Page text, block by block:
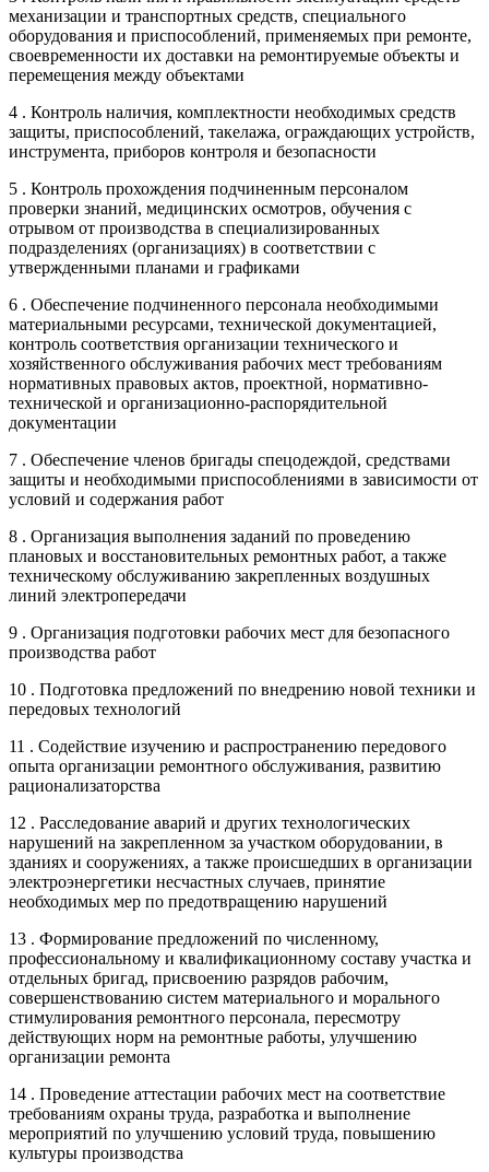
механизации и транспортных средств, специального
оборудования и приспособлений, применяемых при ремонте,
своевременности их доставки на ремонтируемые объекты и
перемещения между объектами
4 . Контроль наличия, комплектности необходимых средств
защиты, приспособлений, такелажа, ограждающих устройств,
инструмента, приборов контроля и безопасности
5 . Контроль прохождения подчиненным персоналом
проверки знаний, медицинских осмотров, обучения с
отрывом от производства в специализированных
подразделениях (организациях) в соответствии с
утвержденными планами и графиками
6 . Обеспечение подчиненного персонала необходимыми
материальными ресурсами, технической документацией,
контроль соответствия организации технического и
хозяйственного обслуживания рабочих мест требованиям
нормативных правовых актов, проектной, нормативно-
технической и организационно-распорядительной
документации
7 . Обеспечение членов бригады спецодеждой, средствами
защиты и необходимыми приспособлениями в зависимости от
условий и содержания работ
8 . Организация выполнения заданий по проведению
плановых и восстановительных ремонтных работ, а также
техническому обслуживанию закрепленных воздушных
линий электропередачи
9 . Организация подготовки рабочих мест для безопасного
производства работ
10 . Подготовка предложений по внедрению новой техники и
передовых технологий
11 . Содействие изучению и распространению передового
опыта организации ремонтного обслуживания, развитию
рационализаторства
12 . Расследование аварий и других технологических
нарушений на закрепленном за участком оборудовании, в
зданиях и сооружениях, а также происшедших в организации
электроэнергетики несчастных случаев, принятие
необходимых мер по предотвращению нарушений
13 . Формирование предложений по численному,
профессиональному и квалификационному составу участка и
отдельных бригад, присвоению разрядов рабочим,
совершенствованию систем материального и морального
стимулирования ремонтного персонала, пересмотру
действующих норм на ремонтные работы, улучшению
организации ремонта
14 . Проведение аттестации рабочих мест на соответствие
требованиям охраны труда, разработка и выполнение
мероприятий по улучшению условий труда, повышению
культуры производства